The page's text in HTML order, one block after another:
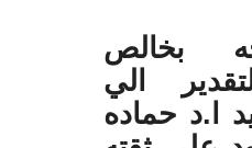
بخالص
الي
ا.د حماده